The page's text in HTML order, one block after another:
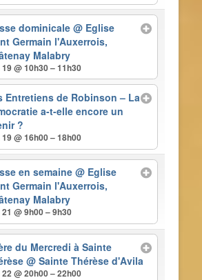
dominicale@ Eglise
Germain l'Auxerrois,
Malabry
@ 10h30 – 11h30
Entretiens de Robinson – La
a-t-elle encore un
?
@ 16h00 – 18h00
en semaine@ Eglise
Germain l'Auxerrois,
Malabry
@ 9h00 – 9h30
du Mercredi à Sainte
@ Sainte Thérèse d'Avila
@ 20h00 – 22h00